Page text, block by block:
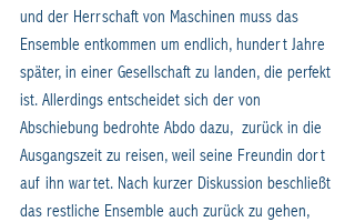
und der Herrschaft von Maschinen muss das
Ensemble entkommen um endlich, hundert Jahre
später, in einer Gesellschaft zu landen, die perfekt
ist. Allerdings entscheidet sich der von
Abschiebung bedrohte Abdo dazu,  zurück in die
Ausgangszeit zu reisen, weil seine Freundin dort
auf ihn wartet. Nach kurzer Diskussion beschließt
das restliche Ensemble auch zurück zu gehen,